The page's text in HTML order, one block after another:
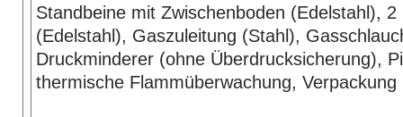
Standbeine mit Zwischenboden (Edelstahl), 2
(Edelstahl), Gaszuleitung (Stahl),
Druckminderer (ohne Überdrucksicherung),
thermische Flammüberwachung, Verpackung